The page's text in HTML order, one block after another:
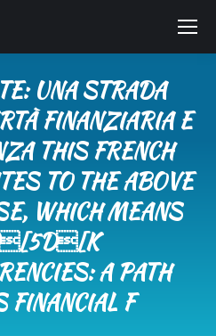
UNA STRADA
FINANZIARIA E
THIS FRENCH
TO THE ABOVE
WHICH MEANS
A PATH
FINANCIAL F